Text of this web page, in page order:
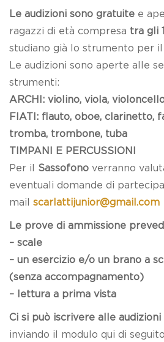
Le audizioni sono gratuite e
ragazzi di età compresa tra gli
studiano già lo strumento per
Le audizioni sono aperte alle
strumenti:
ARCHI: violino, viola,
FIATI: flauto, oboe, clarinetto,
tromba, trombone, tuba
TIMPANI E PERCUSSIONI
Per il Sassofono verranno
eventuali domande di
mail scarlattijunior@gmail.com
Le prove di ammissione
– scale
– un esercizio e/o un brano a
(senza accompagnamento)
– lettura a prima vista
Ci si può iscrivere alle audizioni
inviando il modulo qui di seguito